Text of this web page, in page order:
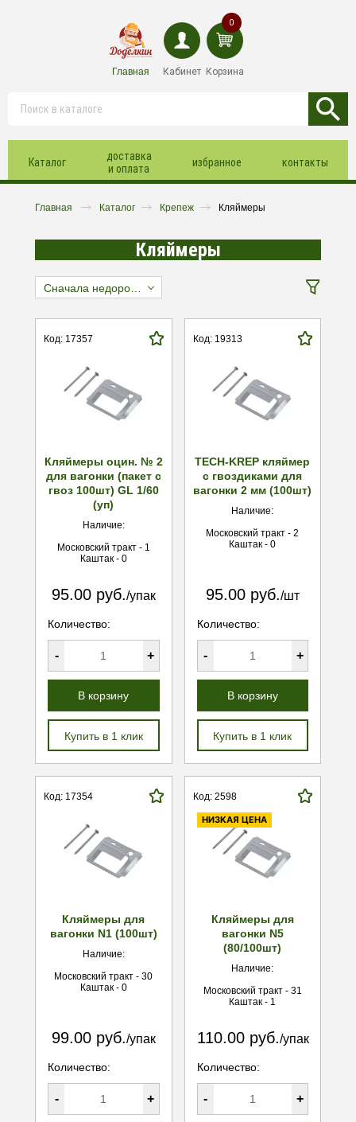
Главная Кабинет
0
Корзина
Каталог
доставка
и оплата
избранное контакты
Главная Каталог Крепеж Кляймеры
Кляймеры
Код: 17357
Кляймеры оцин. № 2
для вагонки (пакет с
гвоз 100шт) GL 1/60
(уп)
Наличие:
Московский тракт - 1
Каштак - 0
95.00 руб./упак
Количество:
- +
В корзину
Купить в 1 клик
Код: 19313
TECH-KREP кляймер
c гвоздиками для
вагонки 2 мм (100шт)
Наличие:
Московский тракт - 2
Каштак - 0
95.00 руб./шт
Количество:
- +
В корзину
Купить в 1 клик
Код: 17354
Кляймеры для
вагонки N1 (100шт)
Наличие:
Московский тракт - 30
Каштак - 0
99.00 руб./упак
Количество:
- +
Код: 2598
НИЗКАЯ ЦЕНА
Кляймеры для
вагонки N5
(80/100шт)
Наличие:
Московский тракт - 31
Каштак - 1
110.00 руб./упак
Количество:
- +